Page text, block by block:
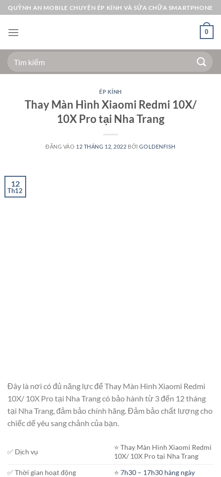
Bỏ
qua
nội
QUỲNH AN MOBILE CHUYÊN ÉP KÍNH VÀ SỬA CHỮA SMARTPHONE
0
Tìm
kiếm:
ÉP KÍNH
Thay Màn Hình Xiaomi Redmi 10X/
10X Pro tại Nha Trang
ĐĂNG VÀO 12 THÁNG 12, 2022 BỞIGOLDENFISH
12
Th12
Đây là nơi có đủ năng lực để Thay Màn Hình Xiaomi Redmi
10X/ 10X Pro tại Nha Trang có bảo hành từ 3 đến 12 tháng
tại Nha Trang, đảm bảo chính hãng. Đảm bảo chất lượng cho
chiếc dế yêu sang chảnh của bạn.
✅ Dịch vụ
⭐️ Thay Màn Hình Xiaomi Redmi
10X/ 10X Pro tại Nha Trang
✅ Thời gian hoạt động
⭐️7h30 – 17h30 hàng ngày